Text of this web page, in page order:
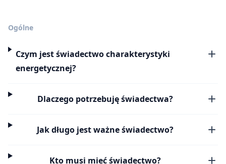
Ogólne
Czym jest świadectwo charakterystyki
energetycznej?
Dlaczego potrzebuję świadectwa?
Jak długo jest ważne świadectwo?
Kto musi mieć świadectwo?